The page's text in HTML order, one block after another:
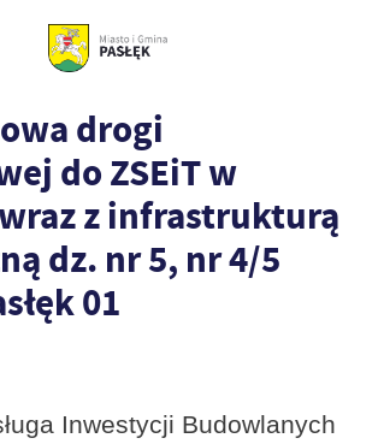
drogi
do ZSEiT w
wraz z infrastrukturą
dz. nr 5, nr 4/5
01
Inwestycji Budowlanych